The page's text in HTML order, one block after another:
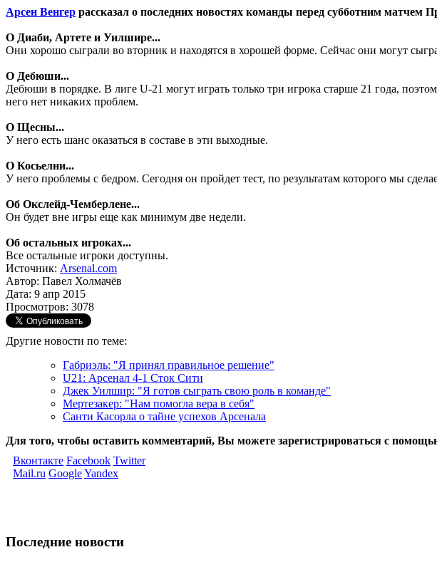
Арсен Венгер рассказал о последних новостях команды перед субботним матчем
О Диаби, Артете и Уилшире...
Они хорошо сыграли во вторник и находятся в хорошей форме. Сейчас они могут
О Дебюши...
Дебюши в порядке. В лиге U-21 могут играть только три игрока старше 21 года,
него нет никаких проблем.
О Щесны...
У него есть шанс оказаться в составе в эти выходные.
О Косьелни...
У него проблемы с бедром. Сегодня он пройдет тест, по результатам которого мы
Об Окслейд-Чемберлене...
Он будет вне игры еще как минимум две недели.
Об остальных игроках...
Все остальные игроки доступны.
Источник: Arsenal.com
Автор: Павел Холмачёв
Дата: 9 апр 2015
Просмотров: 3078
Другие новости по теме:
Габриэль: "Я принял правильное решение"
U21: Арсенал 4-1 Сток Сити
Джек Уилшир: "Я готов сыграть свою роль в команде"
Мертезакер: "Нам помогла вера в себя"
Санти Касорла о тайне успехов Арсенала
Для того, чтобы оставить комментарий, Вы можете зарегистрироваться с
Вконтакте Facebook Twitter
Mail.ru GoogleYandex
Последние новости